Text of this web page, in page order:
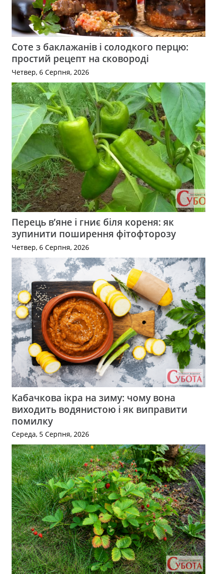
Соте з баклажанів і солодкого перцю:
простий рецепт на сковороді
Четвер, 6 Серпня, 2026
Перець в’яне і гниє біля кореня: як
зупинити поширення фітофторозу
Четвер, 6 Серпня, 2026
Кабачкова ікра на зиму: чому вона
виходить водянистою і як виправити
помилку
Середа, 5 Серпня, 2026